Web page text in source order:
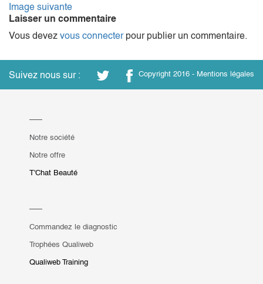
Image suivante
Laisser un commentaire
Vous devez vous connecterpour publier un commentaire.
Suivez nous sur : Copyright 2016 - Mentions légales
Notre société
Notre offre
T'Chat Beauté
Commandez le diagnostic
Trophées Qualiweb
Qualiweb Training